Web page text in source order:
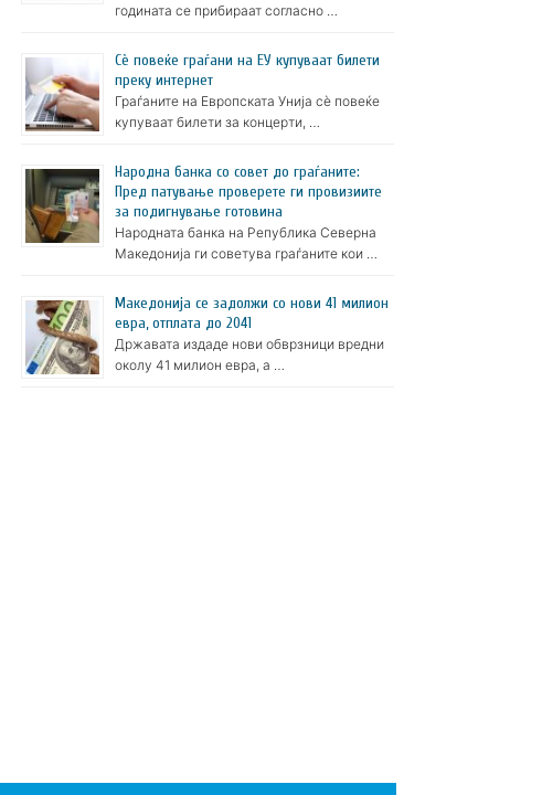
годината се прибираат согласно …
Сè повеќе граѓани на ЕУ купуваат билети
преку интернет
Граѓаните на Европската Унија сè повеќе
купуваат билети за концерти, …
Народна банка со совет до граѓаните:
Пред патување проверете ги провизиите
за подигнување готовина
Народната банка на Република Северна
Македонија ги советува граѓаните кои …
Македонија се задолжи со нови 41 милион
евра, отплата до 2041
Државата издаде нови обврзници вредни
околу 41 милион евра, а …